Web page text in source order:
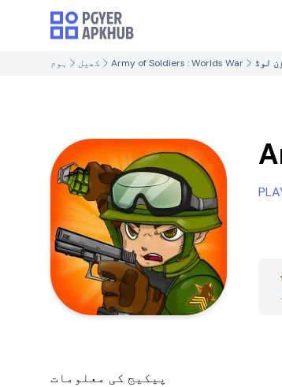
ہوم کھیل Army of Soldiers : Worlds War لوڈ
پیکیج کی معلومات